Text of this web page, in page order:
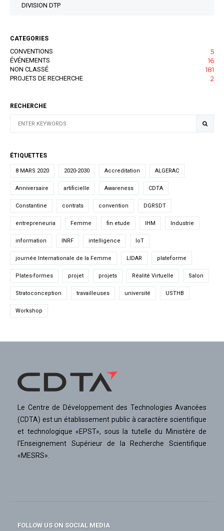
DIVISION DTP
CATEGORIES
CONVENTIONS 5
ÉVÉNEMENTS 16
NON CLASSÉ 181
PROJETS DE RECHERCHE 2
RECHERCHE
ÉTIQUETTES
8 MARS 2020 2020-2030 Accreditation ALGERAC
Anniversaire artificielle Awareness CDTA
Constantine contrats convention DGRSDT
entrepreneuria Femme fin etude IHM Industrie
information INRF intelligence IoT
journée Internationale de la Femme LIDAR plateforme
Plates-formes projet projets Réalité Virtuelle Salon
Stratoconception travailleuses université USTHB
Workshop
Le Centre de Développement des Technologies Avancées
(CDTA) est un établissement public à caractère scientifique
et technologique «EPST», sous la tutelle du Ministère de
l'Enseignement Supérieur de la Recherche Scientifique
«MESRS».
FOLLOW US ON SOCIAL MEDIA